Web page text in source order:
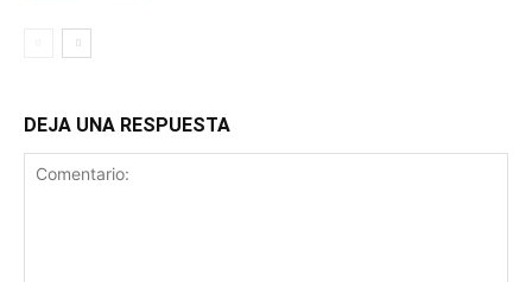
DEJA UNA RESPUESTA